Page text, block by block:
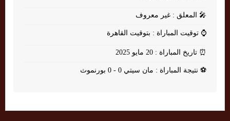
🎤 المعلق : غير معروف
⌚ توقيت المباراة : بتوقيت القاهرة
⏰ تاريخ المباراة : 20 مايو 2025
⚽ نتيجة المباراة : مان سيتي 0 - 0 بورنموث